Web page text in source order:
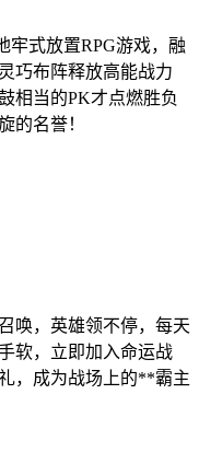
牢式放置RPG游戏，融
巧布阵释放高能战力
相当的PK才点燃胜负
的名誉！
唤，英雄领不停，每天
软，立即加入命运战
，成为战场上的**霸主